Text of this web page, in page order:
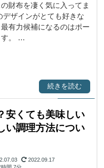
財布を凄く気に入ってま
ザインがとても好きな
有力候補になるのはポー
す。 …
続きを読む
安くても美味しい
い調理方法につい
2022.09.17